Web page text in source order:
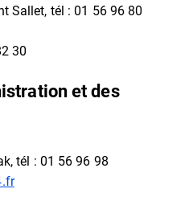
Sallet, tél : 01 56 96 80
30
et des
tél : 01 56 96 98